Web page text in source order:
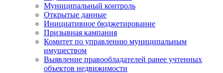
Муниципальный контроль
Открытые данные
Инициативное бюджетирование
Призывная кампания
Комитет по управлению муниципальным
имуществом
Выявление правообладателей ранее учтенных
объектов недвижимости